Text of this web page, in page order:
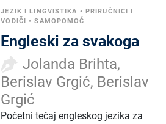
JEZIK I LINGVISTIKA • PRIRUČNICI I
VODIČI •SAMOPOMOĆ
Engleski za svakoga
Jolanda Brihta,
Berislav Grgić, Berislav
Grgić
Početni tečaj engleskog jezika za